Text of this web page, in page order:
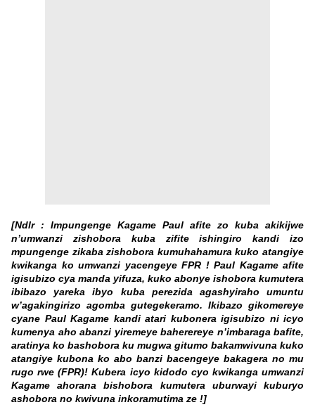
[Ndlr : Impungenge Kagame Paul afite zo kuba akikijwe
n’umwanzi zishobora kuba zifite ishingiro kandi izo
mpungenge zikaba zishobora kumuhahamura kuko atangiye
kwikanga ko umwanzi yacengeye FPR ! Paul Kagame afite
igisubizo cya manda yifuza, kuko abonye ishobora kumutera
ibibazo yareka ibyo kuba perezida agashyiraho umuntu
w’agakingirizo agomba gutegekeramo. Ikibazo gikomereye
cyane Paul Kagame kandi atari kubonera igisubizo ni icyo
kumenya aho abanzi yiremeye baherereye n’imbaraga bafite,
aratinya ko bashobora ku mugwa gitumo bakamwivuna kuko
atangiye kubona ko abo banzi bacengeye bakagera no mu
rugo rwe (FPR)! Kubera icyo kidodo cyo kwikanga umwanzi
Kagame ahorana bishobora kumutera uburwayi kuburyo
ashobora no kwivuna inkoramutima ze !]